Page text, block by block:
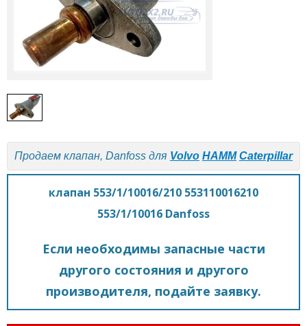
Продаем клапан, Danfoss для Volvo HAMM Caterpillar
клапан 553/1/10016/210 553110016210
553/1/10016 Danfoss
Если необходимы запасные части
другого состояния и другого
производителя, подайте заявку.